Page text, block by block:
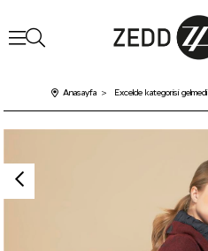
Anasayfa Excelde kategorisi gelmedi